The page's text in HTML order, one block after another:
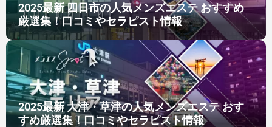
2025最新 四日市の人気メンズエステ おすすめ
厳選集！口コミやセラピスト情報​
2025最新 大津・草津の人気メンズエステ おす
すめ厳選集！口コミやセラピスト情報​